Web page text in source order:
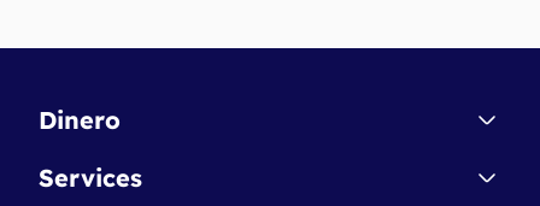
Dinero
Kontakt
Services